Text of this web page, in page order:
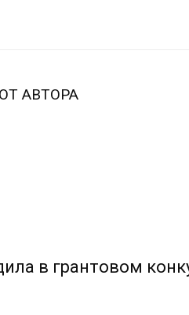
АВТОРА
в грантовом